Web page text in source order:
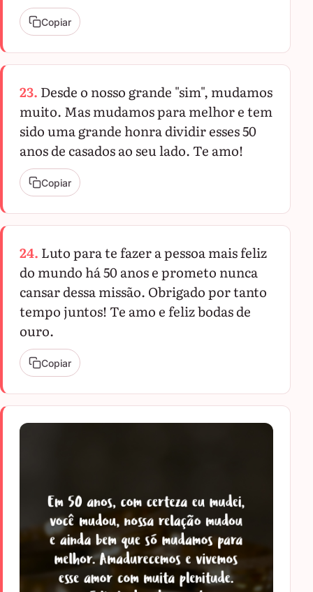
Copiar
23. Desde o nosso grande "sim", mudamos
muito. Mas mudamos para melhor e tem
sido uma grande honra dividir esses 50
anos de casados ao seu lado. Te amo!
Copiar
24. Luto para te fazer a pessoa mais feliz
do mundo há 50 anos e prometo nunca
cansar dessa missão. Obrigado por tanto
tempo juntos! Te amo e feliz bodas de
ouro.
Copiar